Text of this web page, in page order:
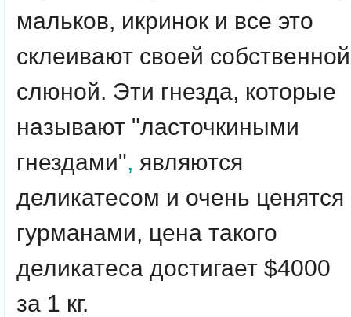
мальков, икринок и все это
склеивают своей собственной
слюной. Эти гнезда, которые
называют "ласточкиными
гнездами", являются
деликатесом и очень ценятся
гурманами, цена такого
деликатеса достигает $4000
за 1 кг.